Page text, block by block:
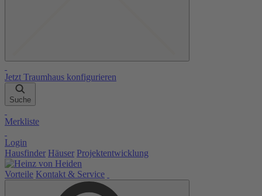
Jetzt Traumhaus konfigurieren
Suche
Merkliste
Login
Hausfinder Häuser Projektentwicklung
Vorteile Kontakt & Service